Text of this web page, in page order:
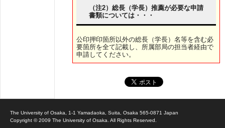
（注2）総長（学長）推薦が必要な申請
書類については・・・
公印押印箇所以外の総長（学長）名等を含む必
要箇所を全て記載し、所属部局の担当者経由で
申請してください。
The University of Osaka, 1-1 Yamadaoka, Suita, Osaka 565-0871 Japan
Copyright © 2009 The University of Osaka. All Rights Reserved.